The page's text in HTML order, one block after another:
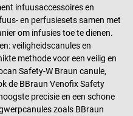
infuusaccessoires en
en perfusiesets samen met
om infusies toe te dienen.
veiligheidscanules en
methode voor een veilig en
Safety-W Braun canule,
de BBraun Venofix Safety
precisie en een schone
zoals BBraun